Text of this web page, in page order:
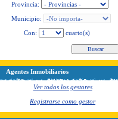
Provincia:
Municipio:
Con:
cuarto(s)
Agentes Inmobiliarios
Ver todos los gestores
Registrarse como gestor